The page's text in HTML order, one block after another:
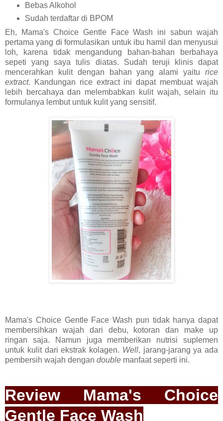
Bebas Alkohol
Sudah terdaftar di BPOM
Eh, Mama's Choice Gentle Face Wash ini sabun wajah
pertama yang di formulasikan untuk ibu hamil dan menyusui
loh, karena tidak mengandung bahan-bahan berbahaya
sepeti yang saya tulis diatas. Sudah teruji klinis dapat
mencerahkan kulit dengan bahan yang alami yaitu rice
extract. Kandungan rice extract ini dapat membuat wajah
lebih bercahaya dan melembabkan kulit wajah, selain itu
formulanya lembut untuk kulit yang sensitif.
Mama's Choice Gentle Face Wash pun tidak hanya dapat
membersihkan wajah dari debu, kotoran dan make up
ringan saja. Namun juga memberikan nutrisi suplemen
untuk kulit dari ekstrak kolagen. Well, jarang-jarang ya ada
pembersih wajah dengan double manfaat seperti ini.
Review Mama's Choice
Gentle Face Wash